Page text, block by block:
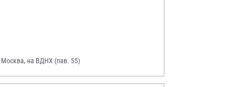
Москва, на ВДНХ (пав. 55)